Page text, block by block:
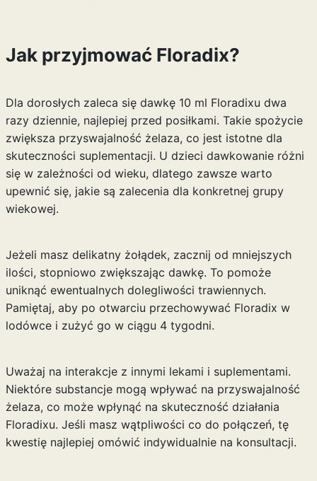
Jak przyjmować Floradix?
Dla dorosłych zaleca się dawkę 10 ml Floradixu dwa
razy dziennie, najlepiej przed posiłkami. Takie spożycie
zwiększa przyswajalność żelaza, co jest istotne dla
skuteczności suplementacji. U dzieci dawkowanie różni
się w zależności od wieku, dlatego zawsze warto
upewnić się, jakie są zalecenia dla konkretnej grupy
wiekowej.
Jeżeli masz delikatny żołądek, zacznij od mniejszych
ilości, stopniowo zwiększając dawkę. To pomoże
uniknąć ewentualnych dolegliwości trawiennych.
Pamiętaj, aby po otwarciu przechowywać Floradix w
lodówce i zużyć go w ciągu 4 tygodni.
Uważaj na interakcje z innymi lekami i suplementami.
Niektóre substancje mogą wpływać na przyswajalność
żelaza, co może wpłynąć na skuteczność działania
Floradixu. Jeśli masz wątpliwości co do połączeń, tę
kwestię najlepiej omówić indywidualnie na konsultacji.